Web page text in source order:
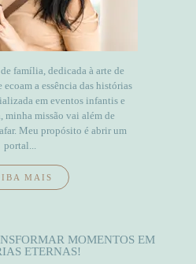
família, dedicada à arte de
a essência das histórias
em eventos infantis e
minha missão vai além de
Meu propósito é abrir um
portal...
MAIS
MOMENTOS EM
ETERNAS!